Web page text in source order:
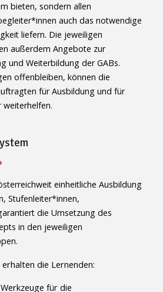
bieten, sondern allen
auch das notwendige
liefern. Die jeweiligen
außerdem Angebote zur
und Weiterbildung der GABs.
offenbleiben, können die
für Ausbildung und für
weiterhelfen.
einheitliche Ausbildung
Stufenleiter*innen,
die Umsetzung des
in den jeweiligen
die Lernenden:
für die